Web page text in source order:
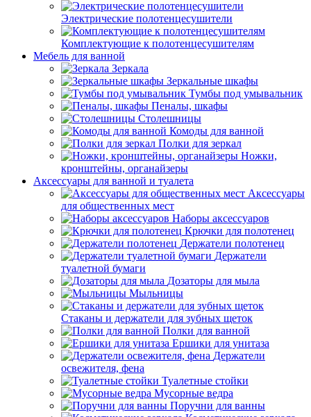
Электрические полотенцесушители
Комплектующие к полотенцесушителям
Мебель для ванной
Зеркала
Зеркальные шкафы
Тумбы под умывальник
Пеналы, шкафы
Столешницы
Комоды для ванной
Полки для зеркал
Ножки,
кронштейны, органайзеры
Аксессуары для ванной и туалета
Аксессуары
для общественных мест
Наборы аксессуаров
Крючки для полотенец
Держатели полотенец
Держатели
туалетной бумаги
Дозаторы для мыла
Мыльницы
Стаканы и держатели для зубных щеток
Полки для ванной
Ершики для унитаза
Держатели
освежителя, фена
Туалетные стойки
Мусорные ведра
Поручни для ванны